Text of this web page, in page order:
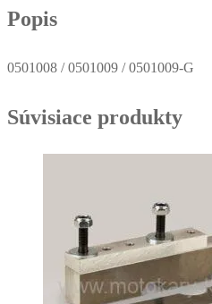
Popis
0501008 / 0501009 / 0501009-G
Súvisiace produkty